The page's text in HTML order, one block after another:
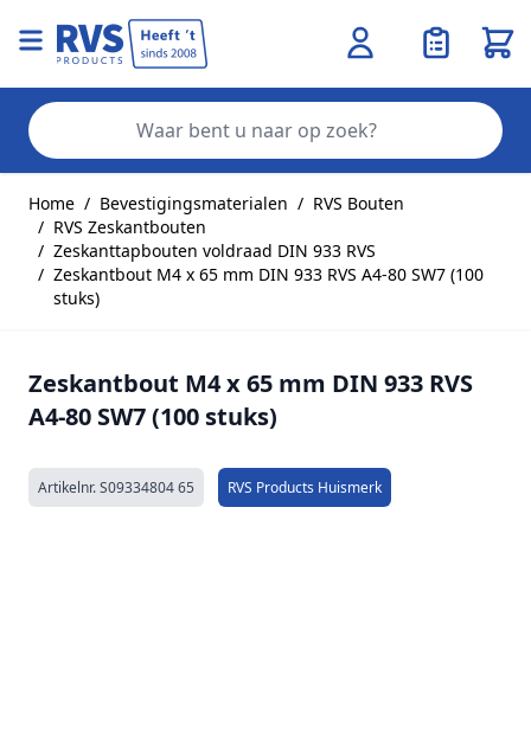
Home / Bevestigingsmaterialen / RVS Bouten
/ RVS Zeskantbouten
/ Zeskanttapbouten voldraad DIN 933 RVS
/ Zeskantbout M4 x 65 mm DIN 933 RVS A4-80 SW7 (100
stuks)
Zeskantbout M4 x 65 mm DIN 933 RVS
A4-80 SW7 (100 stuks)
Artikelnr.S09334804 65 RVS Products Huismerk